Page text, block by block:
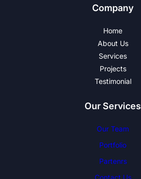
Company
Home
About Us
Services
Projects
Testimonial
Our Services
Our Team
Portfolio
Partenrs